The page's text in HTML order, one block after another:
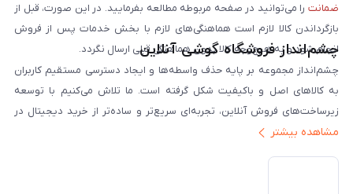
ضمانت را می‌توانید در صفحه مربوطه مطالعه بفرمایید. در این صورت، قبل از
بازگرداندن کالا لازم است هماهنگی‌های لازم با بخش خدمات پس از فروش
انجام شود و به هیچ‌وجه کالا بدون هماهنگی قبلی ارسال نگردد.
چشم‌انداز فروشگاه گوشی آنلاین
چشم‌انداز مجموعه بر پایه حذف واسطه‌ها و ایجاد دسترسی مستقیم کاربران
به کالاهای اصل و باکیفیت شکل گرفته است. ما تلاش می‌کنیم با توسعه
زیرساخت‌های فروش آنلاین، تجربه‌ای سریع‌تر و ساده‌تر از خرید دیجیتال در
ایران ارائه دهیم. تبدیل‌شدن به مرجعی قابل اعتماد برای خرید کالای دیجیتال،
مشاهده بیشتر